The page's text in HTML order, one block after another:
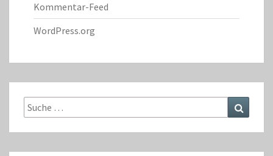
Kommentar-Feed
WordPress.org
Suche
nach: